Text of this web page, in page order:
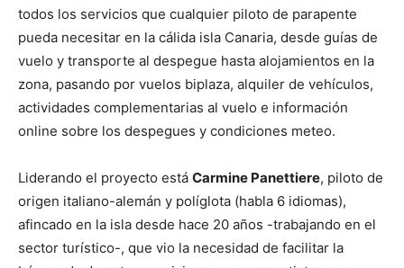
todos los servicios que cualquier piloto de parapente
pueda necesitar en la cálida isla Canaria, desde guías de
vuelo y transporte al despegue hasta alojamientos en la
zona, pasando por vuelos biplaza, alquiler de vehículos,
actividades complementarias al vuelo e información
online sobre los despegues y condiciones meteo.
Liderando el proyecto está Carmine Panettiere, piloto de
origen italiano-alemán y políglota (habla 6 idiomas),
afincado en la isla desde hace 20 años -trabajando en el
sector turístico-, que vio la necesidad de facilitar la